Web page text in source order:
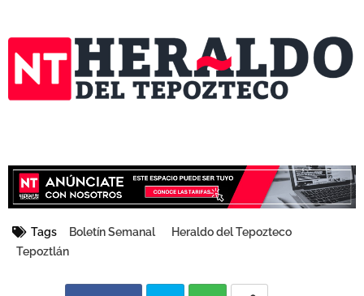
Tags Boletín Semanal
Heraldo del Tepozteco
Tepoztlán